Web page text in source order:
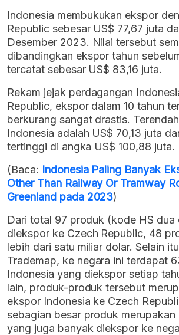
Indonesia membukukan ekspor
Republic sebesar US$ 77,67 juta
Desember 2023. Nilai tersebut
dibandingkan ekspor tahun
tercatat sebesar US$ 83,16 juta.
Rekam jejak perdagangan
Republic, ekspor dalam 10 tahun
berkurang sangat drastis.
Indonesia adalah US$ 70,13 juta
tertinggi di angka US$ 100,88 juta.
(Baca: Indonesia Paling Banyak
Other Than Railway Or Tramway
Greenland pada 2023)
Dari total 97 produk (kode HS dua
diekspor ke Czech Republic, 48
lebih dari satu miliar dolar. Selain
Trademap, ke negara ini terdapat
Indonesia yang diekspor setiap
lain, produk-produk tersebut
ekspor Indonesia ke Czech
sebagian besar produk
yang juga banyak diekspor ke